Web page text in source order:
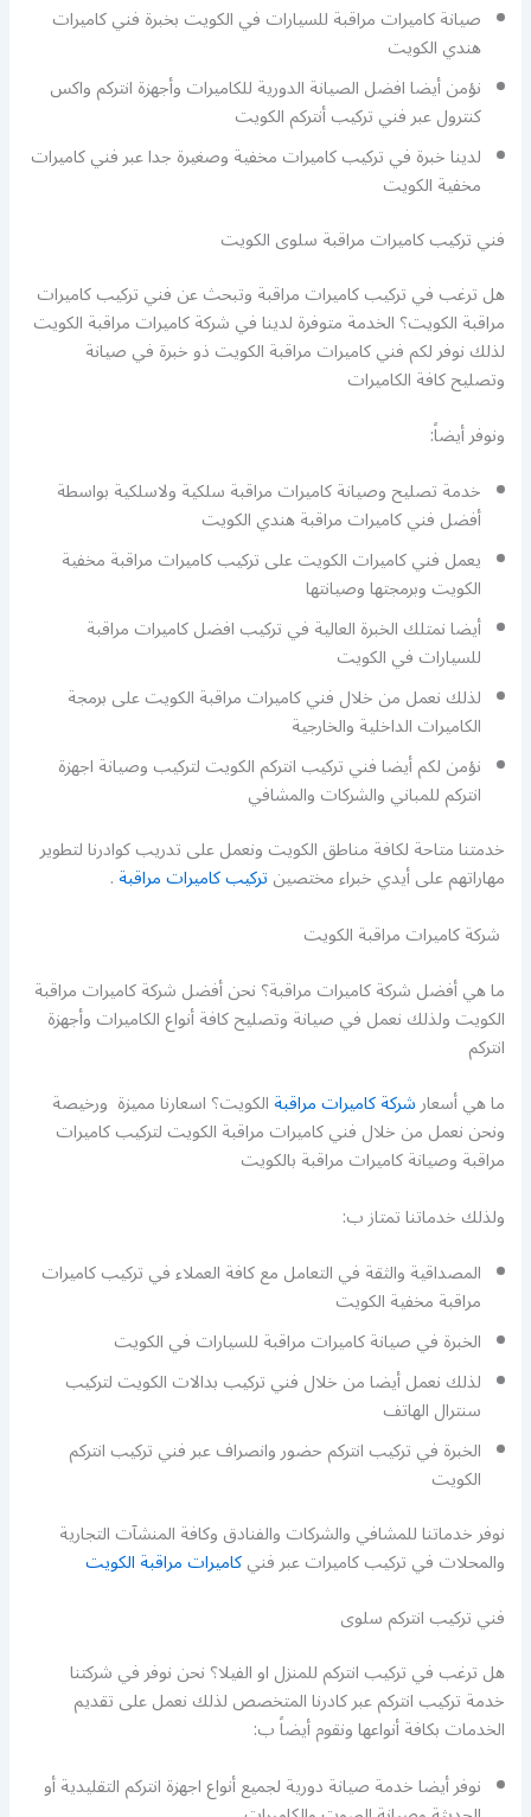
صيانة كاميرات مراقبة للسيارات في الكويت بخبرة فني كاميرات
هندي الكويت
نؤمن أيضا افضل الصيانة الدورية للكاميرات وأجهزة انتركم واكس
كنترول عبر فني تركيب أنتركم الكويت
لدينا خبرة في تركيب كاميرات مخفية وصغيرة جدا عبر فني كاميرات
مخفية الكويت
فني تركيب كاميرات مراقبة سلوى الكويت
هل ترغب في تركيب كاميرات مراقبة وتبحث عن فني تركيب كاميرات
مراقبة الكويت؟ الخدمة متوفرة لدينا في شركة كاميرات مراقبة الكويت
لذلك نوفر لكم فني كاميرات مراقبة الكويت ذو خبرة في صيانة
وتصليح كافة الكاميرات
ونوفر أيضاً:
خدمة تصليح وصيانة كاميرات مراقبة سلكية ولاسلكية بواسطة
أفضل فني كاميرات مراقبة هندي الكويت
يعمل فني كاميرات الكويت على تركيب كاميرات مراقبة مخفية
الكويت وبرمجتها وصيانتها
أيضا نمتلك الخبرة العالية في تركيب افضل كاميرات مراقبة
للسيارات في الكويت
لذلك نعمل من خلال فني كاميرات مراقبة الكويت على برمجة
الكاميرات الداخلية والخارجية
نؤمن لكم أيضا فني تركيب انتركم الكويت لتركيب وصيانة اجهزة
انتركم للمباني والشركات والمشافي
خدمتنا متاحة لكافة مناطق الكويت ونعمل على تدريب كوادرنا لتطوير
مهاراتهم على أيدي خبراء مختصينتركيب كاميرات مراقبة.
شركة كاميرات مراقبة الكويت
ما هي أفضل شركة كاميرات مراقبة؟ نحن أفضل شركة كاميرات مراقبة
الكويت ولذلك نعمل في صيانة وتصليح كافة أنواع الكاميرات وأجهزة
انتركم
ما هي أسعارشركة كاميرات مراقبةالكويت؟ اسعارنا مميزة ورخيصة
ونحن نعمل من خلال فني كاميرات مراقبة الكويت لتركيب كاميرات
مراقبة وصيانة كاميرات مراقبة بالكويت
ولذلك خدماتنا تمتاز ب:
المصداقية والثقة في التعامل مع كافة العملاء في تركيب كاميرات
مراقبة مخفية الكويت
الخبرة في صيانة كاميرات مراقبة للسيارات في الكويت
لذلك نعمل أيضا من خلال فني تركيب بدالات الكويت لتركيب
سنترال الهاتف
الخبرة في تركيب انتركم حضور وانصراف عبر فني تركيب انتركم
الكويت
نوفر خدماتنا للمشافي والشركات والفنادق وكافة المنشآت التجارية
والمحلات في تركيب كاميرات عبر فنيكاميرات مراقبة الكويت
فني تركيب انتركم سلوى
هل ترغب في تركيب انتركم للمنزل او الفيلا؟ نحن نوفر في شركتنا
خدمة تركيب انتركم عبر كادرنا المتخصص لذلك نعمل على تقديم
الخدمات بكافة أنواعها ونقوم أيضاً ب:
نوفر أيضا خدمة صيانة دورية لجميع أنواع اجهزة انتركم التقليدية أو